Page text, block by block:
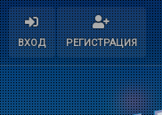
ВХОД РЕГИСТРАЦИЯ